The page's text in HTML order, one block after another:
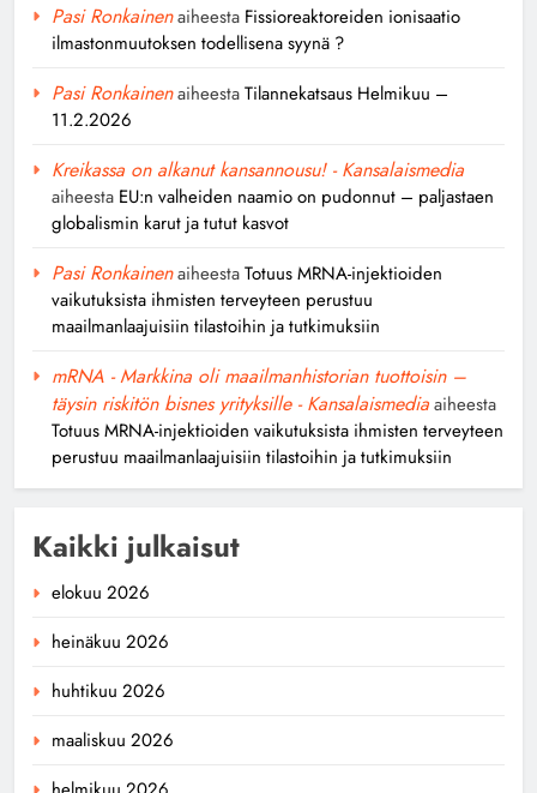
Pasi Ronkainenaiheesta Fissioreaktoreiden ionisaatio
ilmastonmuutoksen todellisena syynä ?
Pasi RonkainenaiheestaTilannekatsaus Helmikuu –
11.2.2026
Kreikassa on alkanut kansannousu! - Kansalaismedia
aiheesta EU:n valheiden naamio on pudonnut – paljastaen
globalismin karut ja tutut kasvot
Pasi RonkainenaiheestaTotuus MRNA-injektioiden
vaikutuksista ihmisten terveyteen perustuu
maailmanlaajuisiin tilastoihin ja tutkimuksiin
mRNA - Markkina oli maailmanhistorian tuottoisin –
täysin riskitön bisnes yrityksille - Kansalaismediaaiheesta
Totuus MRNA-injektioiden vaikutuksista ihmisten terveyteen
perustuu maailmanlaajuisiin tilastoihin ja tutkimuksiin
Kaikki julkaisut
elokuu 2026
heinäkuu 2026
huhtikuu 2026
maaliskuu 2026